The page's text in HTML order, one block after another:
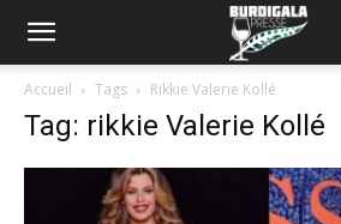
Accueil Tags Rikkie Valerie Kollé
Tag: rikkie Valerie Kollé